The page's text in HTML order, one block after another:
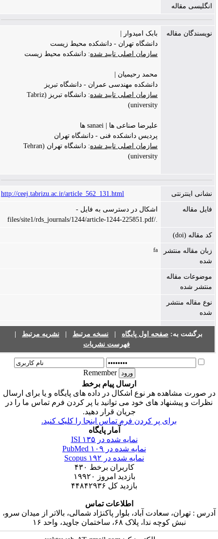
انگلیسی مقاله
نویسندگان مقاله
بابک امیدوار |
دانشگاه تهران - دانشکده محیط زیست
سازمان اصلی تایید شده: دانشکده محیط زیست
محمد رحیمیان |
دانشکده مهندسی عمران - دانشگاه تبریز
سازمان اصلی تایید شده
: دانشگاه تبریز (Tabriz
university)
علیرضا صناعی ها | sanaei ها
پردیس دانشکده فنی - دانشگاه تهران
سازمان اصلی تایید شده
: دانشگاه تهران (Tehran
university)
نشانی اینترنتی http://ceej.tabrizu.ac.ir/article_562_131.html
فایل مقاله
اشکال در دسترسی به فایل -
کد مقاله (doi)
زبان مقاله منتشر
شده
موضوعات مقاله
منتشر شده
نوع مقاله منتشر
شده
برگشت به:صفحه اول پایگاه| نسخه مرتبط| نشریه مرتبط|
فهرست نشریات
Remember
ارسال پیام برخط
صورت مشاهده هر نوع اشکال در داده های پایگاه و یا برای ارسال
نظرات و پیشنهاد های خود می توانید با پر کردن فرم تماس ما را در
جریان قرار دهید.
برای پر کردن فرم تماس اینجا را کلیک کنید.
آمار پایگاه
نمایه شده در ISI۱۳۵
نمایه شده در PubMed۱۰۹
نمایه شده در Scopus۱۹۲
کاربران برخط۴۳۰
بازدید امروز۱۹۹۲۰
بازدید کل ۴۴۸۴۲۹۳۶
اطلاعات تماس
: تهران، سعادت آباد، بلوار پاکنژاد شمالی، بالاتر از میدان سرو،
نبش کوچه ندا، پلاک ۶۸، ساختمان جاوید، واحد ۱۶